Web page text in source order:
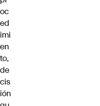
oc
ed
imi
en
to,
de
cis
ión